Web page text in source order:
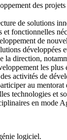
des
de solutions
fonctionnelles
de
développées
la direction,
les
activités de
au
technologies et
en mode
logiciel.